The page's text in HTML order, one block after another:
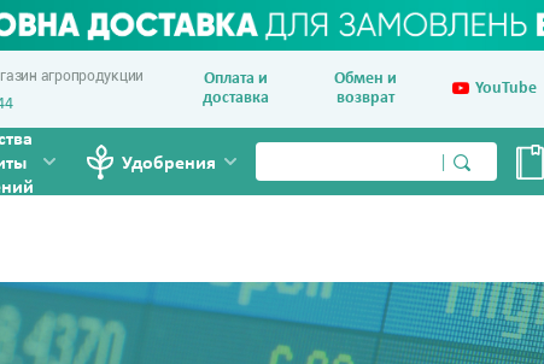
агропродукции
Оплата и
доставка
Обмен и
возврат
YouTube
Удобрения